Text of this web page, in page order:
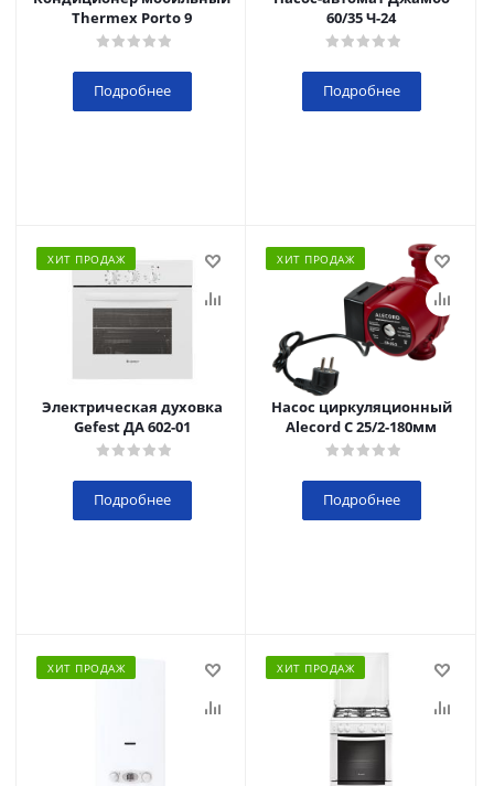
Thermex Porto 9
Подробнее
60/35 Ч-24
Подробнее
ХИТ ПРОДАЖ
Электрическая духовка
Gefest ДА 602-01
Подробнее
ХИТ ПРОДАЖ
Насос циркуляционный
Alecord C 25/2-180мм
Подробнее
ХИТ ПРОДАЖ ХИТ ПРОДАЖ